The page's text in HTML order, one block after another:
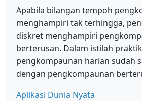
Apabila bilangan tempoh
menghampiri tak terhingga,
diskret menghampiri
berterusan. Dalam istilah
pengkompaunan harian sudah
dengan pengkompaunan
Aplikasi Dunia Nyata